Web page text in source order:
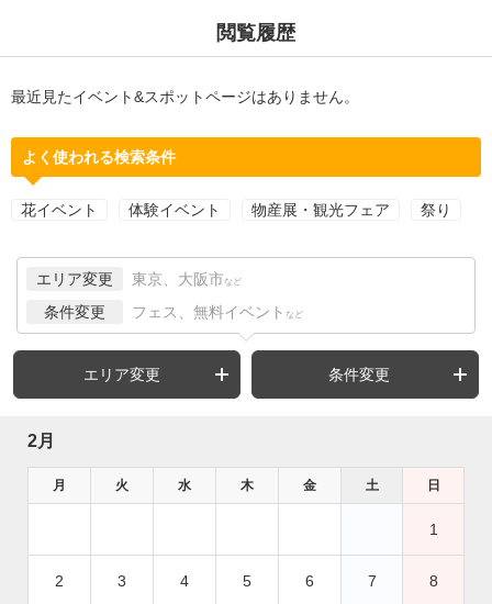
閲覧履歴
最近見たイベント&スポットページはありません。
よく使われる検索条件
花イベント 体験イベント 物産展・観光フェア 祭り
エリア変更 東京、大阪市 など
条件変更 フェス、無料イベント など
エリア変更 条件変更
2月
月 火 水 木 金 土 日
1
2 3 4 5 6 7 8